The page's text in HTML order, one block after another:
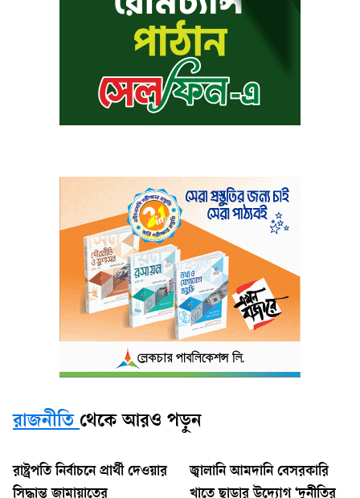
রাজনীতি থেকে আরও পড়ুন
রাষ্ট্রপতি নির্বাচনে প্রার্থী দেওয়ার
জ্বালানি আমদানি বেসরকারি